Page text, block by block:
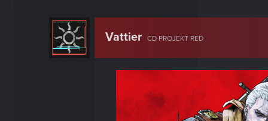
Vattier CD PROJEKT RED